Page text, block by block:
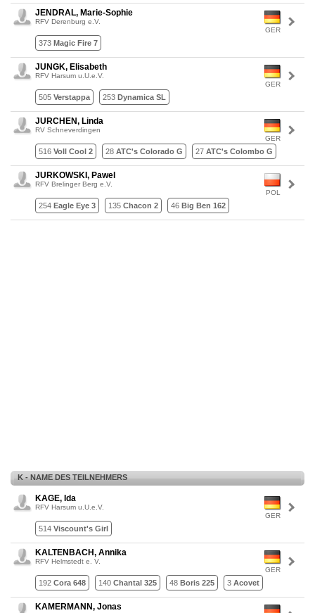
GER
JENDRAL, Marie-Sophie
RFV Derenburg e.V.
373 Magic Fire 7
GER
JUNGK, Elisabeth
RFV Harsum u.U.e.V.
505 Verstappa 253 Dynamica SL
GER
JURCHEN, Linda
RV Schneverdingen
516 Voll Cool 2 28 ATC's Colorado G 27 ATC's Colombo G
POL
JURKOWSKI, Pawel
RFV Brelinger Berg e.V.
254 Eagle Eye 3 135 Chacon 2 46 Big Ben 162
K - NAME DES TEILNEHMERS
GER
KAGE, Ida
RFV Harsum u.U.e.V.
514 Viscount's Girl
GER
KALTENBACH, Annika
RFV Helmstedt e. V.
192 Cora 648 140 Chantal 325 48 Boris 225 3 Acovet
KAMERMANN, Jonas